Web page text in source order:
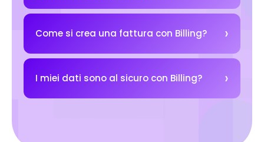
Come si crea una fattura con Billing?
I miei dati sono al sicuro con Billing?